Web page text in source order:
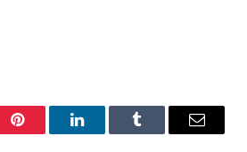
Pinterest LinkedInTumblr Email